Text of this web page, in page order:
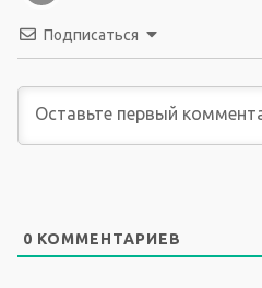
Подписаться
0 КОММЕНТАРИЕВ